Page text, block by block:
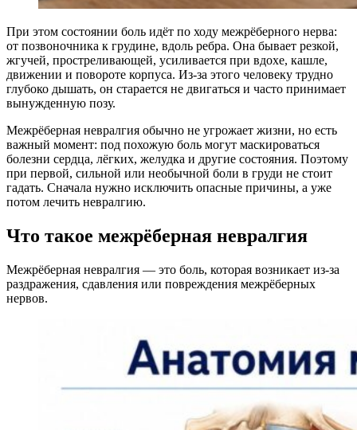
При этом состоянии боль идёт по ходу межрёберного нерва:
от позвоночника к грудине, вдоль ребра. Она бывает резкой,
жгучей, простреливающей, усиливается при вдохе, кашле,
движении и повороте корпуса. Из-за этого человеку трудно
глубоко дышать, он старается не двигаться и часто принимает
вынужденную позу.
Межрёберная невралгия обычно не угрожает жизни, но есть
важный момент: под похожую боль могут маскироваться
болезни сердца, лёгких, желудка и другие состояния. Поэтому
при первой, сильной или необычной боли в груди не стоит
гадать. Сначала нужно исключить опасные причины, а уже
потом лечить невралгию.
Что такое межрёберная невралгия
Межрёберная невралгия — это боль, которая возникает из-за
раздражения, сдавления или повреждения межрёберных
нервов.